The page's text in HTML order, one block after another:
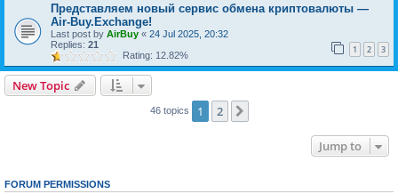
Представляем новый сервис обмена криптовалюты —
Air-Buy.Exchange!
Last post by AirBuy « 24 Jul 2025, 20:32
Replies: 21 1 2 3
Rating: 12.82%
New Topic
46 topics 1 2
Jump to
FORUM PERMISSIONS